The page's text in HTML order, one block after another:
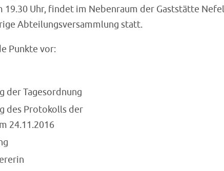
19.30 Uhr, findet im Nebenraum der Gaststätte
Abteilungsversammlung statt.
Punkte vor:
der Tagesordnung
des Protokolls der
24.11.2016